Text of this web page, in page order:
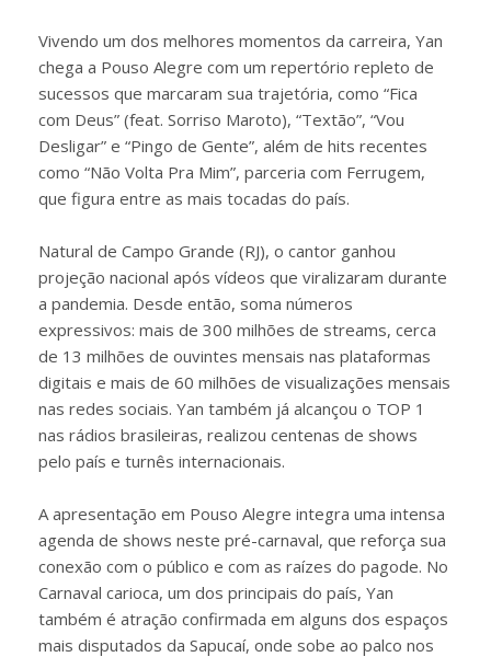
Vivendo um dos melhores momentos da carreira, Yan
chega a Pouso Alegre com um repertório repleto de
sucessos que marcaram sua trajetória, como “Fica
com Deus” (feat. Sorriso Maroto), “Textão”, “Vou
Desligar” e “Pingo de Gente”, além de hits recentes
como “Não Volta Pra Mim”, parceria com Ferrugem,
que figura entre as mais tocadas do país.
Natural de Campo Grande (RJ), o cantor ganhou
projeção nacional após vídeos que viralizaram durante
a pandemia. Desde então, soma números
expressivos: mais de 300 milhões de streams, cerca
de 13 milhões de ouvintes mensais nas plataformas
digitais e mais de 60 milhões de visualizações mensais
nas redes sociais. Yan também já alcançou o TOP 1
nas rádios brasileiras, realizou centenas de shows
pelo país e turnês internacionais.
A apresentação em Pouso Alegre integra uma intensa
agenda de shows neste pré-carnaval, que reforça sua
conexão com o público e com as raízes do pagode. No
Carnaval carioca, um dos principais do país, Yan
também é atração confirmada em alguns dos espaços
mais disputados da Sapucaí, onde sobe ao palco nos